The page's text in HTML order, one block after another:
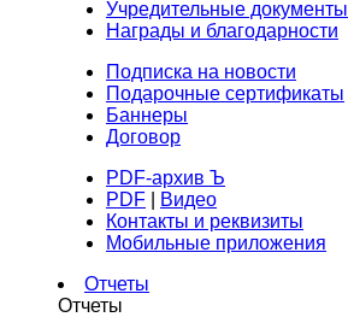
Учредительные документы
Награды и благодарности
Подписка на новости
Подарочные сертификаты
Баннеры
Договор
PDF-архив Ъ
PDF
Видео
Контакты и реквизиты
Мобильные приложения
Отчеты
Отчеты